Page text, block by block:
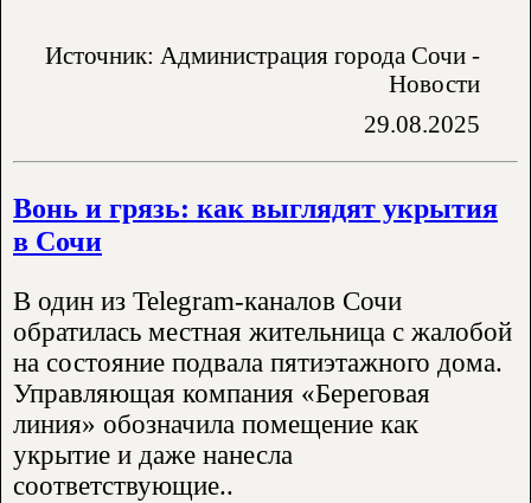
Источник: Администрация города Сочи -
Новости
29.08.2025
Вонь и грязь: как выглядят укрытия
в Сочи
В один из Telegram-каналов Сочи
обратилась местная жительница с жалобой
на состояние подвала пятиэтажного дома.
Управляющая компания «Береговая
линия» обозначила помещение как
укрытие и даже нанесла
соответствующие..